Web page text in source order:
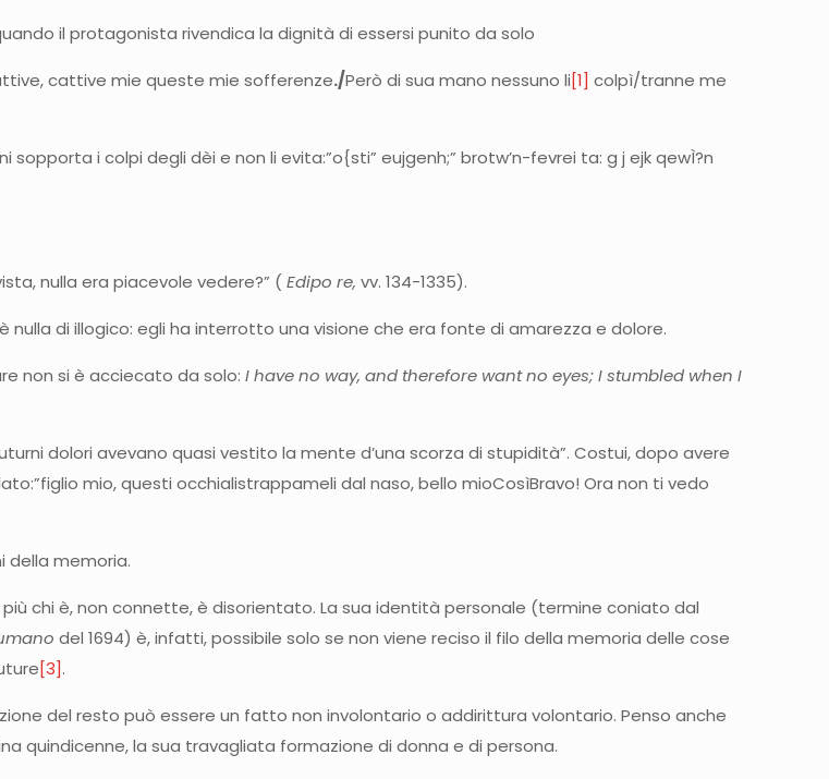
il protagonista rivendica la dignità di essersi punito da solo
cattive mie queste mie sofferenze./Però di sua mano nessuno li[1] colpì/tranne me
sopporta i colpi degli dèi e non li evita:”o{sti” eujgenh;” brotw’n-fevrei ta: g j ejk qewÌ?n
nulla era piacevole vedere?” (Edipo re, vv. 134-1335).
nulla di illogico: egli ha interrotto una visione che era fonte di amarezza e dolore.
non si è acciecato da solo:I have no way, and therefore want no eyes; I stumbled when I
dolori avevano quasi vestito la mente d’una scorza di stupidità”. Costui, dopo avere
mio, questi occhialistrappameli dal naso, bello mioCosìBravo! Ora non ti vedo
della memoria.
chi è, non connette, è disorientato. La sua identità personale (termine coniato dal
del 1694) è, infatti, possibile solo se non viene reciso il filo della memoria delle cose
[3].
del resto può essere un fatto non involontario o addirittura volontario. Penso anche
quindicenne, la sua travagliata formazione di donna e di persona.